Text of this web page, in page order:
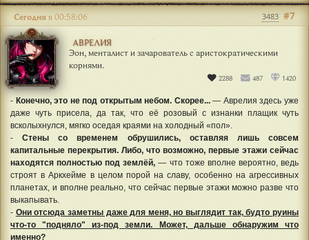
АВРЕЛИЯ
Эон, менталист и зачарователь с аристократическими
корнями.
2288 487 1420
#7
Сегодня в 00:58:06 3483
- Конечно, это не под открытым небом. Скорее...— Аврелия здесь уже
даже чуть присела, да так, что её розовый с изнанки плащик чуть
всколыхнулся, мягко оседая краями на холодный «пол».
-Стены со временем обрушились, оставляя лишь совсем
капитальные перекрытия. Либо, что возможно, первые этажи сейчас
находятся полностью под землёй, — что тоже вполне вероятно, ведь
строят в Аркхейме в целом порой на славу, особенно на агрессивных
планетах, и вполне реально, что сейчас первые этажи можно разве что
выкапывать.
- Они отсюда заметны даже для меня, но выглядит так, будто руины
что-то "подняло" из-под земли. Может, дальше обнаружим что
именно?